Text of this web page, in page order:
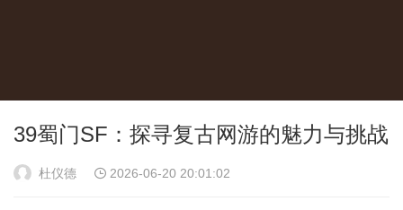
39蜀门SF：探寻复古网游的魅力与挑战
杜仪德 2026-06-20 20:01:02